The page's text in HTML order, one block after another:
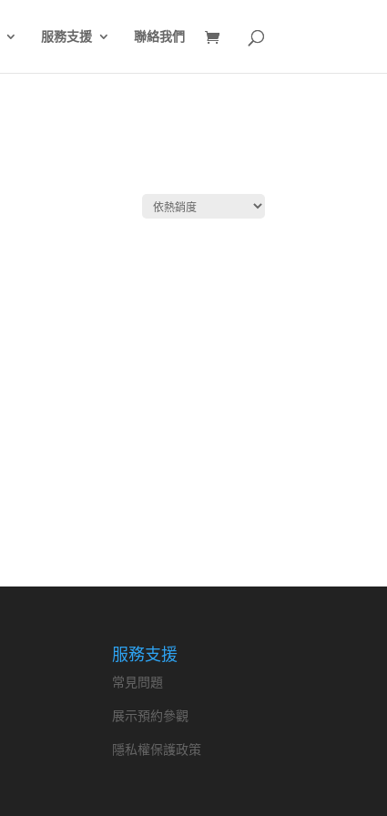
服務支援 聯絡我們
服務支援
常見問題
展示預約參觀
隱私權保護政策